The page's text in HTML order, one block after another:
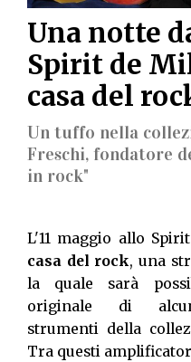
Una notte
Spirit de
casa del
Un tuffo nella
Freschi, fondatore
in rock"
L'11 maggio allo
casa del rock, una
la quale sarà
originale di
strumenti della
Tra questi